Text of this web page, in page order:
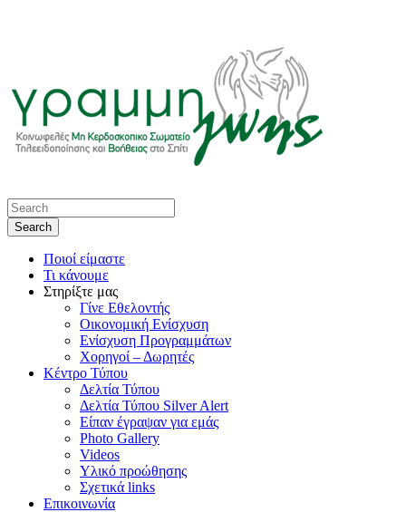
Ποιοί είμαστε
Τι κάνουμε
Στηρίξτε μας
Γίνε Εθελοντής
Οικονομική Ενίσχυση
Ενίσχυση Προγραμμάτων
Χορηγοί – Δωρητές
Κέντρο Τύπου
Δελτία Τύπου
Δελτία Τύπου Silver Alert
Είπαν έγραψαν για εμάς
Photo Gallery
Videos
Υλικό προώθησης
Σχετικά links
Επικοινωνία